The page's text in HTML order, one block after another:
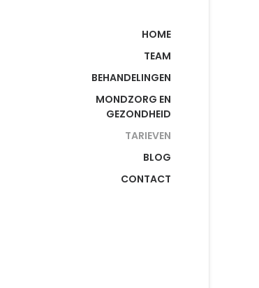
HOME
TEAM
BEHANDELINGEN
MONDZORG EN
GEZONDHEID
TARIEVEN
BLOG
CONTACT